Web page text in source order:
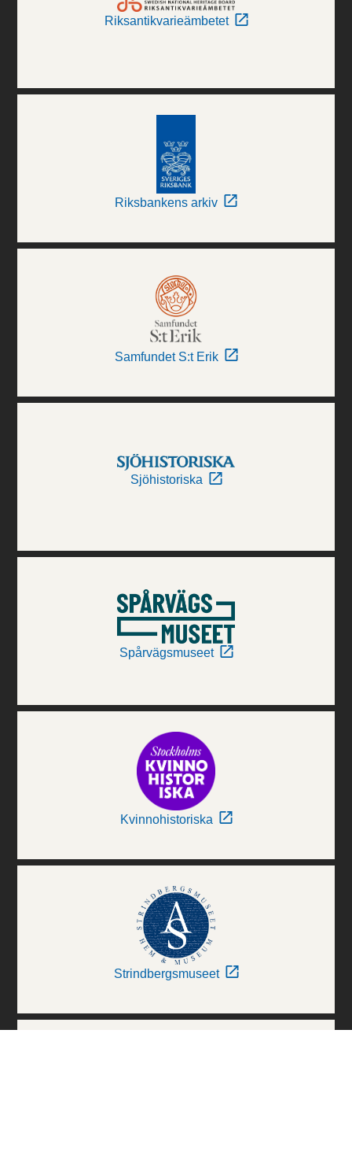
Riksantikvarieämbetet
Riksbankens arkiv
Samfundet S:t Erik
Sjöhistoriska
Spårvägsmuseet
Kvinnohistoriska
Strindbergsmuseet